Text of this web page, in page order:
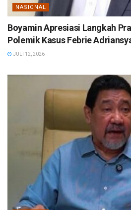
NASIONAL
Boyamin Apresiasi Langkah
Polemik Kasus Febrie
JULI 12, 2026